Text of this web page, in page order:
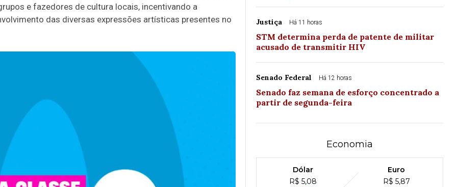
e fazedores de cultura locais, incentivando a
das diversas expressões artísticas presentes no
Justiça Há 11 horas
STM determina perda de patente de militar
acusado de transmitir HIV
Senado Federal Há 12 horas
Senado faz semana de esforço concentrado a
partir de segunda-feira
Economia
Dólar
R$ 5,08
Euro
R$ 5,87